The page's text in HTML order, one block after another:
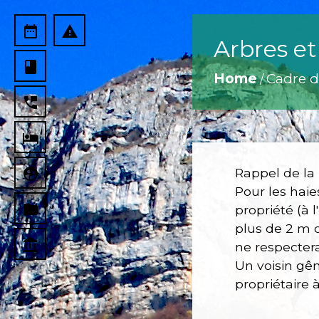
Arbres
Home/Cadre
date_range
book
perm_phone_msg
local_hotel
supervised_user_circle
folder
account_balance
report_problem
Rappel de la
Pour les
propriété (à
plus de 2 m
ne
Un voisin
propriétaire